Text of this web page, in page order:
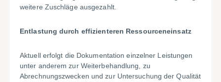
weitere Zuschläge ausgezahlt.
Entlastung durch effizienteren Ressourceneinsatz
Aktuell erfolgt die Dokumentation einzelner Leistungen
unter anderem zur Weiterbehandlung, zu
Abrechnungszwecken und zur Untersuchung der Qualität